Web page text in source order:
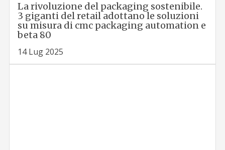
La rivoluzione del packaging sostenibile.
3 giganti del retail adottano le soluzioni
su misura di cmc packaging automation e
beta 80
14 Lug 2025